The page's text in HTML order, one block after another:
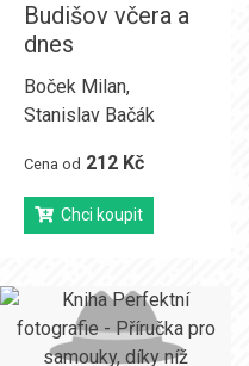
Budišov včera a
dnes
Boček Milan,
Stanislav Bačák
Cena od 212 Kč
Chci koupit